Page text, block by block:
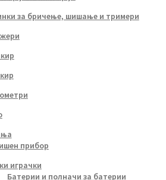
за бричење, шишање и тримери
прибор
играчки
Батерии и полначи за батерии